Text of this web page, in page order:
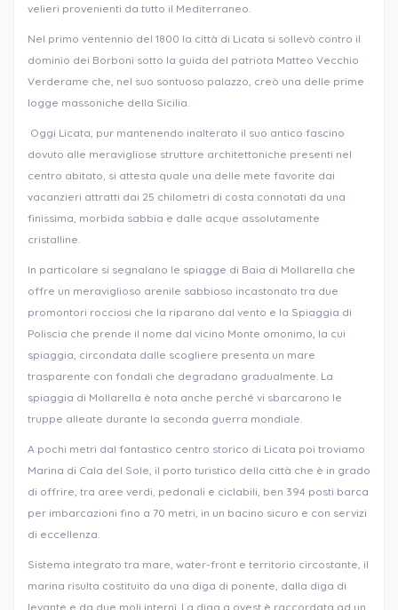
velieri provenienti da tutto il Mediterraneo.
Nel primo ventennio del 1800 la città di Licata si sollevò contro il
dominio dei Borboni sotto la guida del patriota Matteo Vecchio
Verderame che, nel suo sontuoso palazzo, creò una delle prime
logge massoniche della Sicilia.
Oggi Licata, pur mantenendo inalterato il suo antico fascino
dovuto alle meravigliose strutture architettoniche presenti nel
centro abitato, si attesta quale una delle mete favorite dai
vacanzieri attratti dai 25 chilometri di costa connotati da una
finissima, morbida sabbia e dalle acque assolutamente
cristalline.
In particolare si segnalano le spiagge di Baia di Mollarella che
offre un meraviglioso arenile sabbioso incastonato tra due
promontori rocciosi che la riparano dal vento e la Spiaggia di
Poliscia che prende il nome dal vicino Monte omonimo, la cui
spiaggia, circondata dalle scogliere presenta un mare
trasparente con fondali che degradano gradualmente. La
spiaggia di Mollarella è nota anche perché vi sbarcarono le
truppe alleate durante la seconda guerra mondiale.
A pochi metri dal fantastico centro storico di Licata poi troviamo
Marina di Cala del Sole, il porto turistico della città che è in grado
di offrire, tra aree verdi, pedonali e ciclabili, ben 394 posti barca
per imbarcazioni fino a 70 metri, in un bacino sicuro e con servizi
di eccellenza.
Sistema integrato tra mare, water-front e territorio circostante, il
marina risulta costituito da una diga di ponente, dalla diga di
levante e da due moli interni. La diga a ovest è raccordata ad un